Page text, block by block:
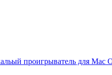
проигрыватель для Mac